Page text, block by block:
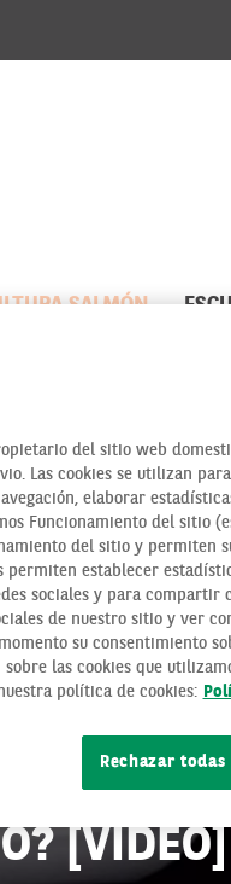
SALMÓN
[VÍDEO]
del sitio web
Las cookies se utilizan
elaborar
Funcionamiento del sitio
del sitio y permiten
permiten establecer
sociales y para compartir
de nuestro sitio y ver
su consentimiento
las cookies que
política de cookies:
Rechazar todas